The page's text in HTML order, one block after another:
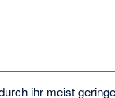
ihr meist